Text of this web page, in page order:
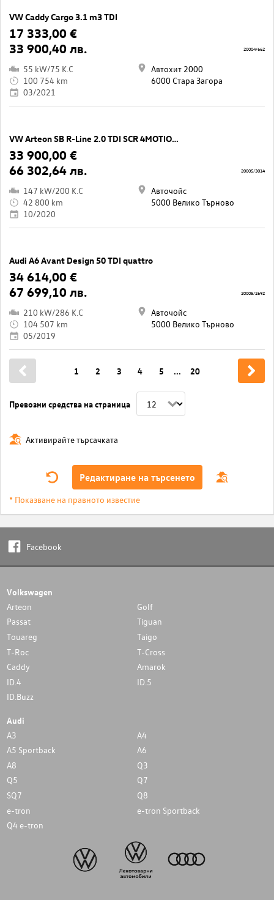
VW Caddy Cargo 3.1 m3 TDI
17 333,00 €
33 900,40 лв.
55 kW/75 K.C
100 754 km
03/2021
Автохит 2000
6000 Стара Загора
20004/662
VW Arteon SB R-Line 2.0 TDI SCR 4MOTION DSG
33 900,00 €
66 302,64 лв.
147 kW/200 K.C
42 800 km
10/2020
Авточойс
5000 Велико Търново
20005/3014
Audi A6 Avant Design 50 TDI quattro
34 614,00 €
67 699,10 лв.
210 kW/286 K.C
104 507 km
05/2019
Авточойс
5000 Велико Търново
20005/2692
Превозни средства на страница
1 2 3 4 5 ... 20
Активирайте търсачката
Редактиране на търсенето
* Показване на правното известие
Facebook
Volkswagen
Arteon
Golf
Passat
Tiguan
Touareg
Taigo
T-Roc
T-Cross
Caddy
Amarok
ID.4
ID.5
ID.Buzz
Audi
A3
A4
A5 Sportback
A6
A8
Q3
Q5
Q7
SQ7
Q8
e-tron
e-tron Sportback
Q4 e-tron